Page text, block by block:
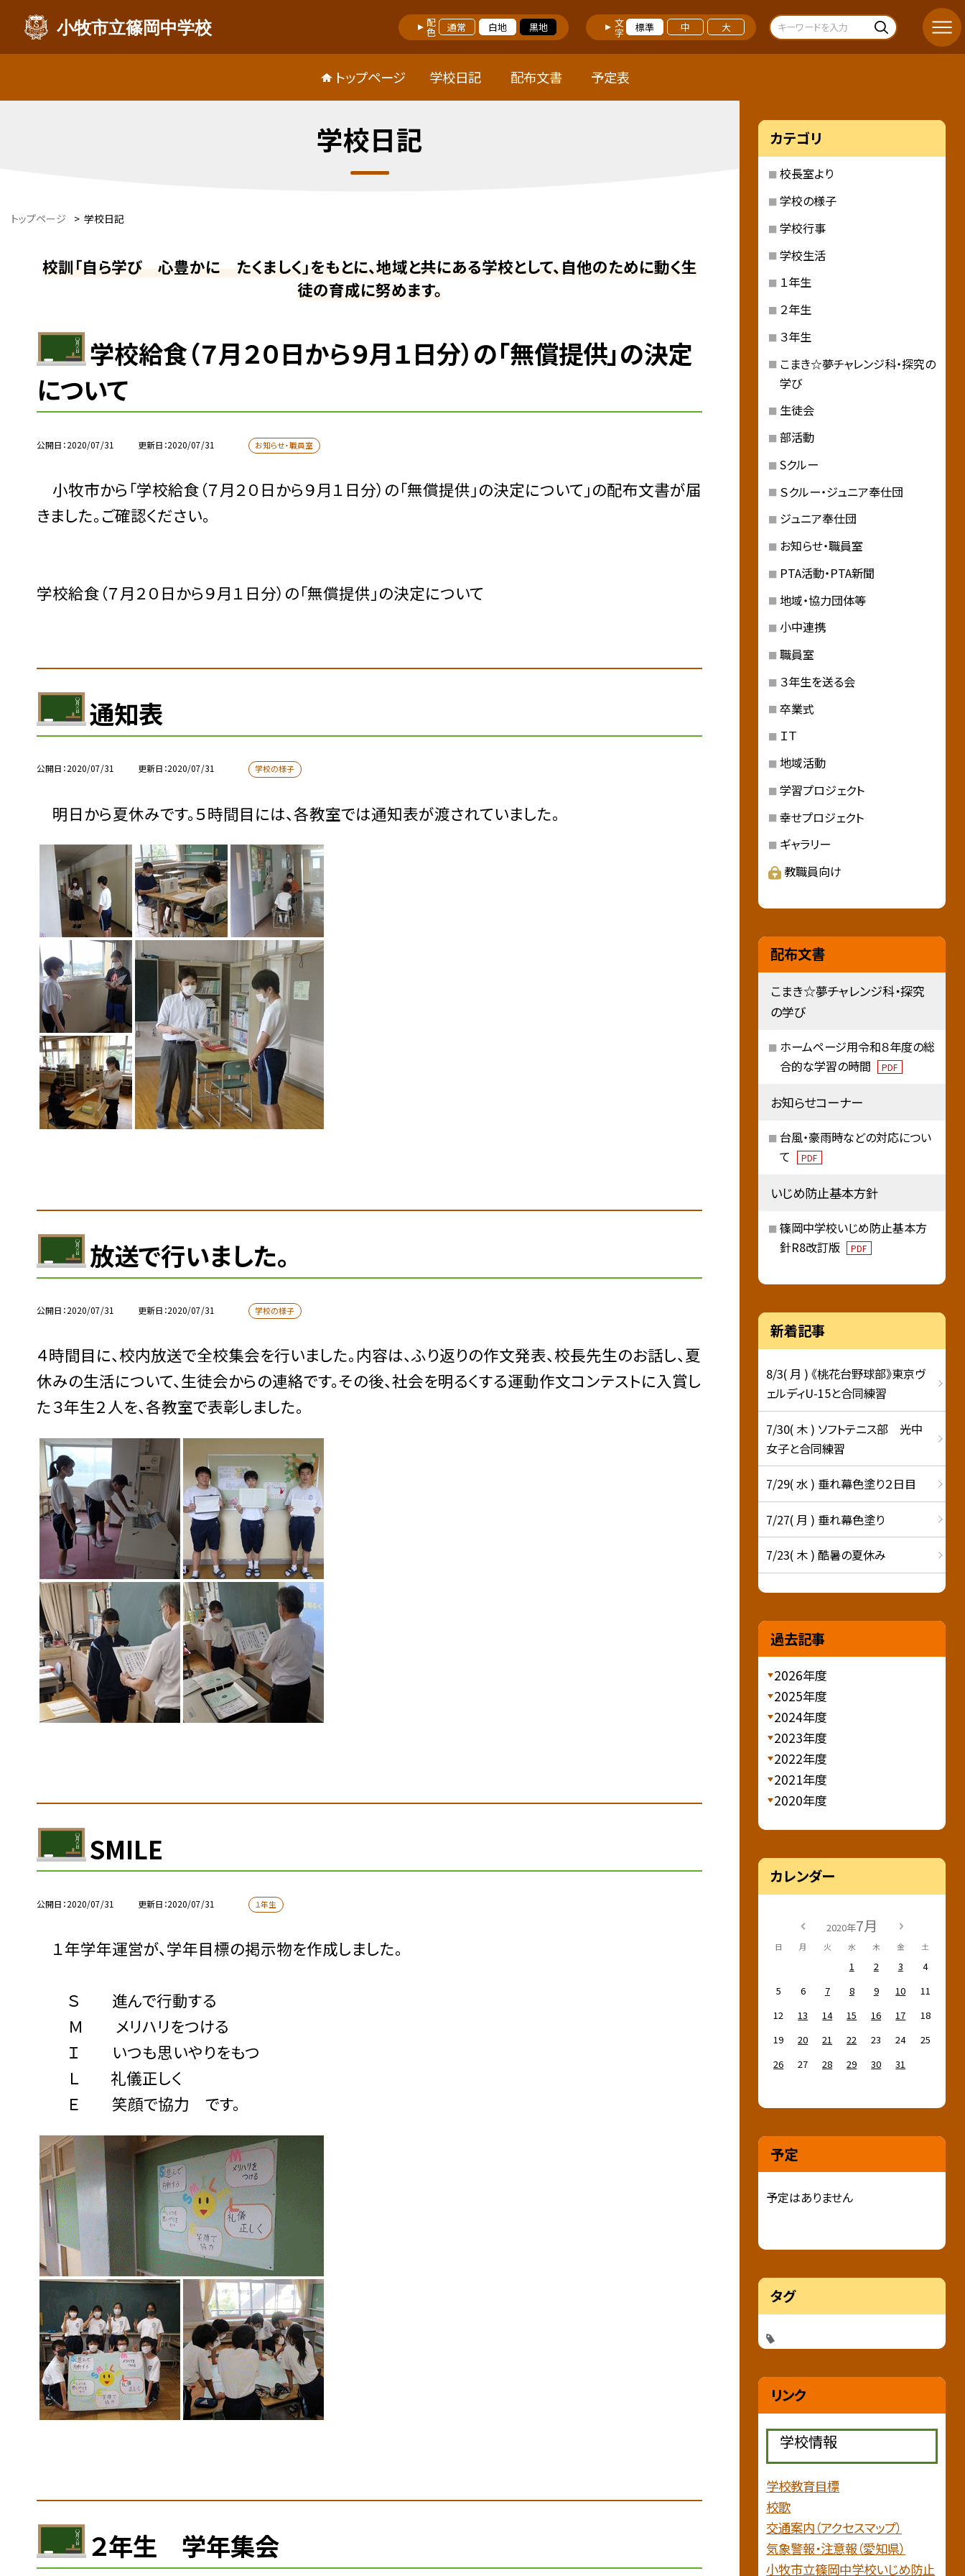
小牧市立篠岡中学校 配色 通常 白地 黒地 文字 標準 中 大
トップページ 学校日記 配布文書 予定表
学校日記
トップページ > 学校日記
校訓「自ら学び 心豊かに たくましく」をもとに、地域と共にある学校として、自他のために動く生
徒の育成に努めます。
学校給食（７月２０日から９月１日分）の「無償提供」の決定
について
公開日 2020/07/31 更新日 2020/07/31 お知らせ・職員室
小牧市から「学校給食（７月２０日から９月１日分）の「無償提供」の決定について」の配布文書が届
きました。ご確認ください。
学校給食（７月２０日から９月１日分）の「無償提供」の決定について
通知表
公開日 2020/07/31 更新日 2020/07/31 学校の様子
明日から夏休みです。５時間目には、各教室では通知表が渡されていました。
放送で行いました。
公開日 2020/07/31 更新日 2020/07/31 学校の様子
４時間目に、校内放送で全校集会を行いました。内容は、ふり返りの作文発表、校長先生のお話し、夏
休みの生活について、生徒会からの連絡です。その後、社会を明るくする運動作文コンテストに入賞し
た３年生２人を、各教室で表彰しました。
SMILE
公開日 2020/07/31 更新日 2020/07/31 １年生
１年学年運営が、学年目標の掲示物を作成しました。
Ｓ 進んで行動する
Ｍ メリハリをつける
Ｉ いつも思いやりをもつ
Ｌ 礼儀正しく
Ｅ 笑顔で協力 です。
２年生 学年集会
カテゴリ
校長室より
学校の様子
学校行事
学校生活
１年生
２年生
３年生
こまき☆夢チャレンジ科・探究の
学び
生徒会
部活動
Sクルー
Ｓクルー・ジュニア奉仕団
ジュニア奉仕団
お知らせ・職員室
PTA活動・PTA新聞
地域・協力団体等
小中連携
職員室
３年生を送る会
卒業式
ＩＴ
地域活動
学習プロジェクト
幸せプロジェクト
ギャラリー
教職員向け
配布文書
こまき☆夢チャレンジ科・探究
の学び
ホームページ用令和８年度の総
合的な学習の時間
PDF
お知らせコーナー
台風・豪雨時などの対応につい
て
PDF
いじめ防止基本方針
篠岡中学校いじめ防止基本方
針R8改訂版
PDF
新着記事
8/3( 月 ) 《桃花台野球部》東京ヴ
ェルディU-15と合同練習
7/30( 木 ) ソフトテニス部 光中
女子と合同練習
7/29( 水 ) 垂れ幕色塗り２日目
7/27( 月 ) 垂れ幕色塗り
7/23( 木 ) 酷暑の夏休み
過去記事
2026年度
2025年度
2024年度
2023年度
2022年度
2021年度
2020年度
カレンダー
2020年7月
日 月 火 水 木 金 土
1 2 3
4
5
6 7 8 9 10
11
12
13 14 15 16 17
18
19
20 21 22 23 24
25
26
27 28 29 30 31
予定
予定はありません
タグ
リンク
学校情報
学校教育目標
校歌
交通案内（アクセスマップ）
気象警報・注意報（愛知県）
小牧市立篠岡中学校いじめ防止